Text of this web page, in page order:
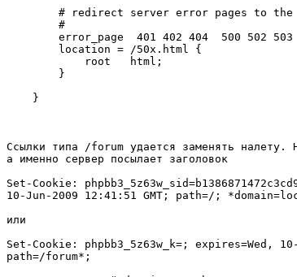
# redirect server error pages to
        #
error_page  401 402 404  500 502 503
        location = /50x.html {
            root   html;
        }
    }
Ссылки типа /forum удается заменять налету.
а именно сервер посылает заголовок
Set-Cookie:
10-Jun-2009 12:41:51 GMT; path=/;
или
Set-Cookie: phpbb3_5z63w_k=; expires=Wed,
path=/forum*;